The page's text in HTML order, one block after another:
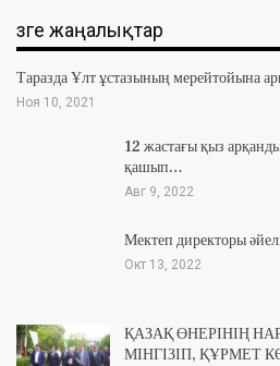
Өзге жаңалықтар
Таразда Ұлт ұстазының мерейтойына
Ноя 10, 2021
12 жастағы қыз
қашып…
Авг 9, 2022
Мектеп директоры
Окт 13, 2022
ҚАЗАҚ ӨНЕРІНІҢ
МІНГІЗІП, ҚҰРМЕТ